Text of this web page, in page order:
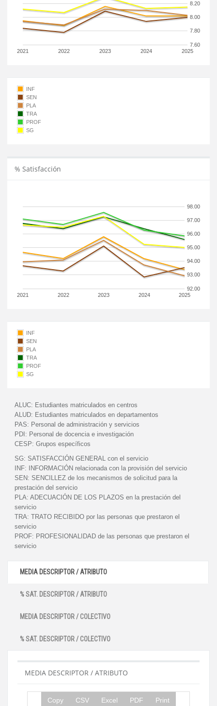
2021 2022 2023 2024 2025
7.60
7.80
8.00
8.20
INF
SEN
PLA
TRA
PROF
SG
% Satisfacción
2021 2022 2023 2024 2025
92.00
93.00
94.00
95.00
96.00
97.00
98.00
INF
SEN
PLA
TRA
PROF
SG
ALUC: Estudiantes matriculados en centros
ALUD: Estudiantes matriculados en departamentos
PAS: Personal de administración y servicios
PDI: Personal de docencia e investigación
CESP: Grupos específicos
SG: SATISFACCIÓN GENERAL con el servicio
INF:
INFORMACIÓN relacionada con la provisión del servicio
SEN: SENCILLEZ de los mecanismos de solicitud para la
prestación del servicio
PLA: ADECUACIÓN DE LOS PLAZOS en la prestación del
servicio
TRA: TRATO RECIBIDO por las personas que prestaron el
servicio
PROF: PROFESIONALIDAD de las personas que prestaron el
servicio
MEDIA DESCRIPTOR / ATRIBUTO
% SAT. DESCRIPTOR / ATRIBUTO
MEDIA DESCRIPTOR / COLECTIVO
% SAT. DESCRIPTOR / COLECTIVO
MEDIA DESCRIPTOR / ATRIBUTO
Copy CSV Excel PDF Print